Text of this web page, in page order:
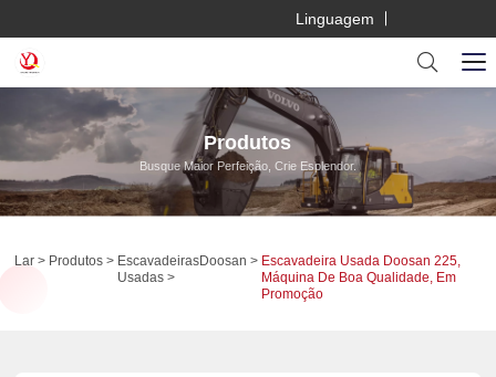
Linguagem
Produtos
Busque Maior Perfeição, Crie Esplendor.
Lar Produtos
Escavadeiras
Usadas
Doosan
Escavadeira Usada Doosan 225,
Máquina De Boa Qualidade, Em
Promoção